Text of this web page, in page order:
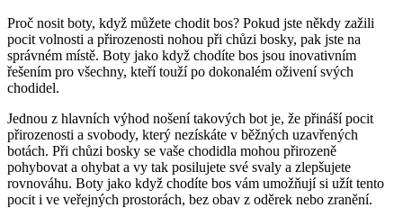
Proč‍ nosit boty, když můžete chodit bos? ⁢Pokud jste někdy zažili​
pocit volnosti ⁢a přirozenosti ‌nohou při chůzi bosky, pak jste na
správném místě. Boty jako když chodíte bos jsou inovativním
řešením pro všechny, kteří touží po dokonalém oživení svých
chodidel.
Jednou ⁢z hlavních výhod nošení takových bot je, že přináší pocit⁢
přirozenosti a svobody, ‌který nezískáte v běžných ⁣uzavřených
botách. Při chůzi bosky se vaše chodidla mohou přirozeně
pohybovat a ohybat a vy tak posilujete své svaly‍ a‌ zlepšujete‌
rovnováhu. Boty jako když chodíte bos vám umožňují ⁤si‍ užít ‌tento
pocit‌ i ve veřejných prostorách, bez obav z oděrek nebo zranění.